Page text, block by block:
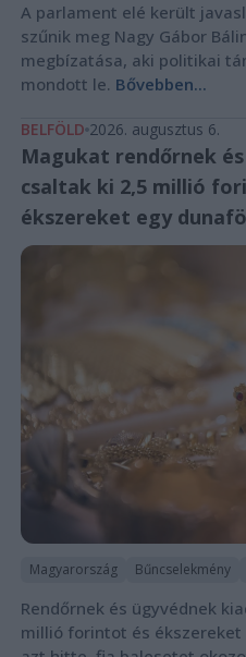
A parlament elé került
szűnik meg Nagy Gábor
megbízatása, aki politikai
mondott le. Bővebben...
BELFÖLD 2026. augusztus 6.
Magukat rendőrnek
csaltak ki 2,5 millió
ékszereket egy
Magyarország Bűncselekmény
Rendőrnek és ügyvédnek
millió forintot és